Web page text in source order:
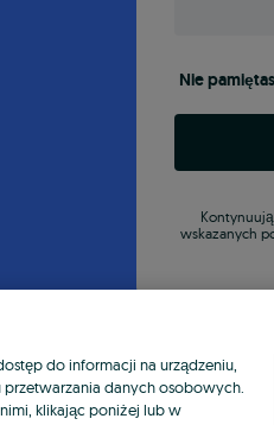
Nie
wskazanych
do informacji na urządzeniu,
danych osobowych.
klikając poniżej lub w